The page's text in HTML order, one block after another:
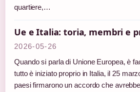
quartiere,…
Ue e Italia: toria, membri e
2026-05-26
Quando si parla di Unione Europea, è
tutto è iniziato proprio in Italia, il 25
paesi firmarono un accordo che